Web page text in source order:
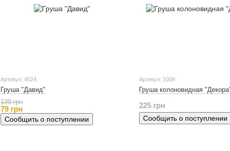
Артикул: 4524
Груша "Давид"
139 грн
79 грн
Сообщить о поступлении
Артикул: 1009
Груша колоновидная
225 грн
Сообщить о поступлении